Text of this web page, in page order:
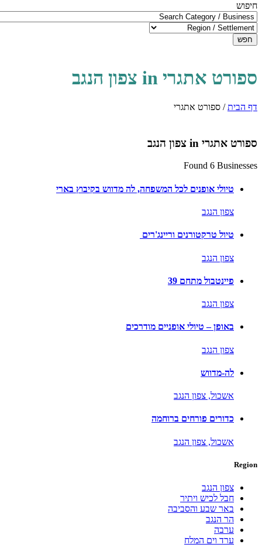
חיפוש
חפש
ספורט אתגרי in צפון הנגב
דף הבית/ ספורט אתגרי
ספורט אתגרי in צפון הנגב
Found 6 Businesses
טיולי אופנים לכל המשפחה, לה מדווש בקיבוץ בארי
צפון הנגב
טיול טרקטורנים וריינג'רים
צפון הנגב
פיינטבול מתחם 39
צפון הנגב
באופן – טיולי אופניים מודרכים
צפון הנגב
לה-מדווש
אשכול, צפון הנגב
כדורים פורחים ברוחמה
אשכול, צפון הנגב
Region
צפון הנגב
חבל לכיש ויתיר
באר שבע והסביבה
הר הנגב
ערבה
ערד וים המלח